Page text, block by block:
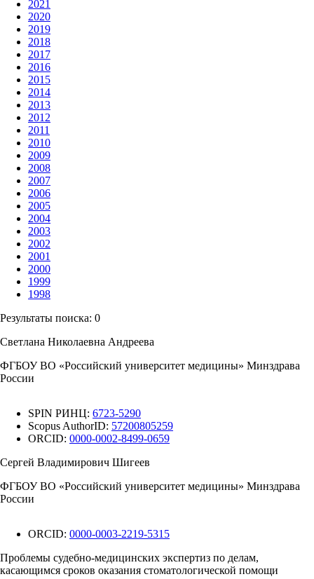
2021
2020
2019
2018
2017
2016
2015
2014
2013
2012
2011
2010
2009
2008
2007
2006
2005
2004
2003
2002
2001
2000
1999
1998
Результаты поиска: 0
Светлана Николаевна Андреева
ФГБОУ ВО «Российский университет медицины» Минздрава
России
SPIN РИНЦ: 6723-5290
Scopus AuthorID: 57200805259
ORCID: 0000-0002-8499-0659
Сергей Владимирович Шигеев
ФГБОУ ВО «Российский университет медицины» Минздрава
России
ORCID: 0000-0003-2219-5315
Проблемы судебно-медицинских экспертиз по делам,
касающимся сроков оказания стоматологической помощи